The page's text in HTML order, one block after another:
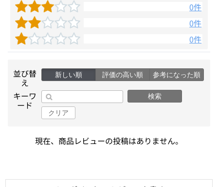
0件
0件
0件
並び替
え
新しい順 評価の高い順 参考になった順
キーワ
ード
検索
クリア
現在、商品レビューの投稿はありません。